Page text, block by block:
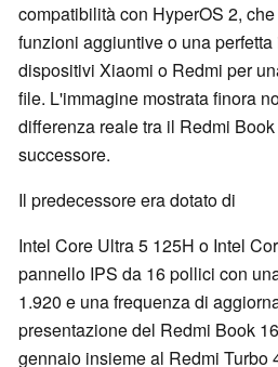
compatibilità con HyperOS 2,
funzioni aggiuntive o una
dispositivi Xiaomi o Redmi per
file. L'immagine mostrata finora
differenza reale tra il Redmi
successore.
Il predecessore era dotato di
Intel Core Ultra 5 125H o Intel
pannello IPS da 16 pollici con
1.920 e una frequenza di
presentazione del Redmi Book
gennaio insieme al Redmi Turbo